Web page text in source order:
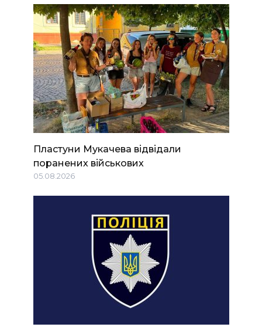
Пластуни Мукачева відвідали
поранених військових
05.08.2026